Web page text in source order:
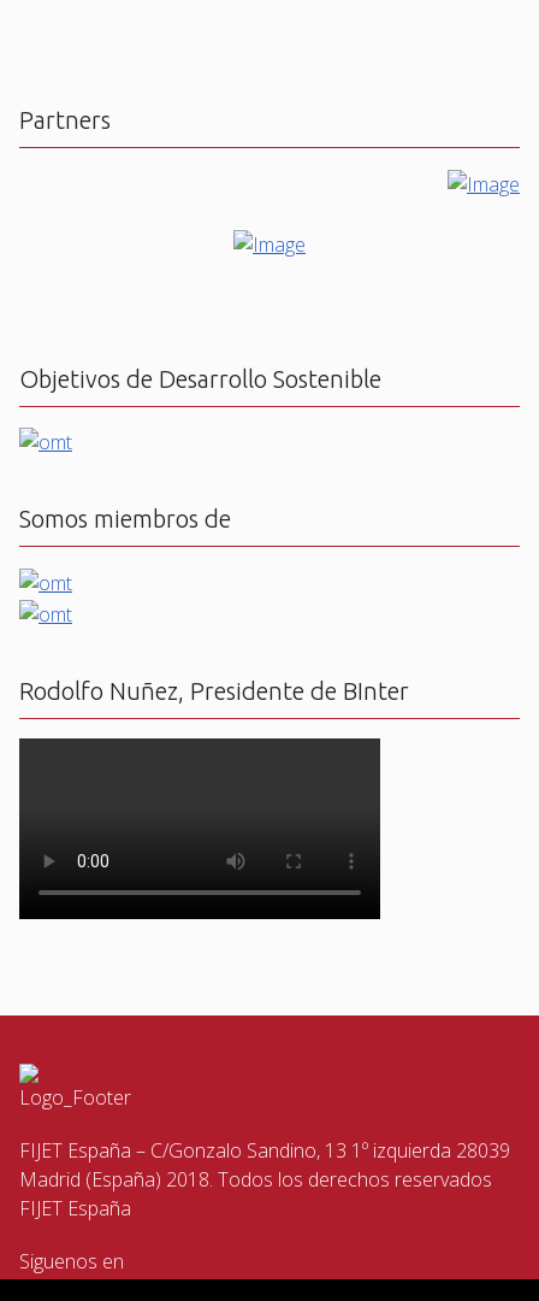
Partners
Objetivos de Desarrollo Sostenible
Somos miembros de
Rodolfo Nuñez, Presidente de BInter
FIJET España – C/Gonzalo Sandino, 13 1º izquierda 28039
Madrid (España) 2018. Todos los derechos reservados
FIJET España
Siguenos en